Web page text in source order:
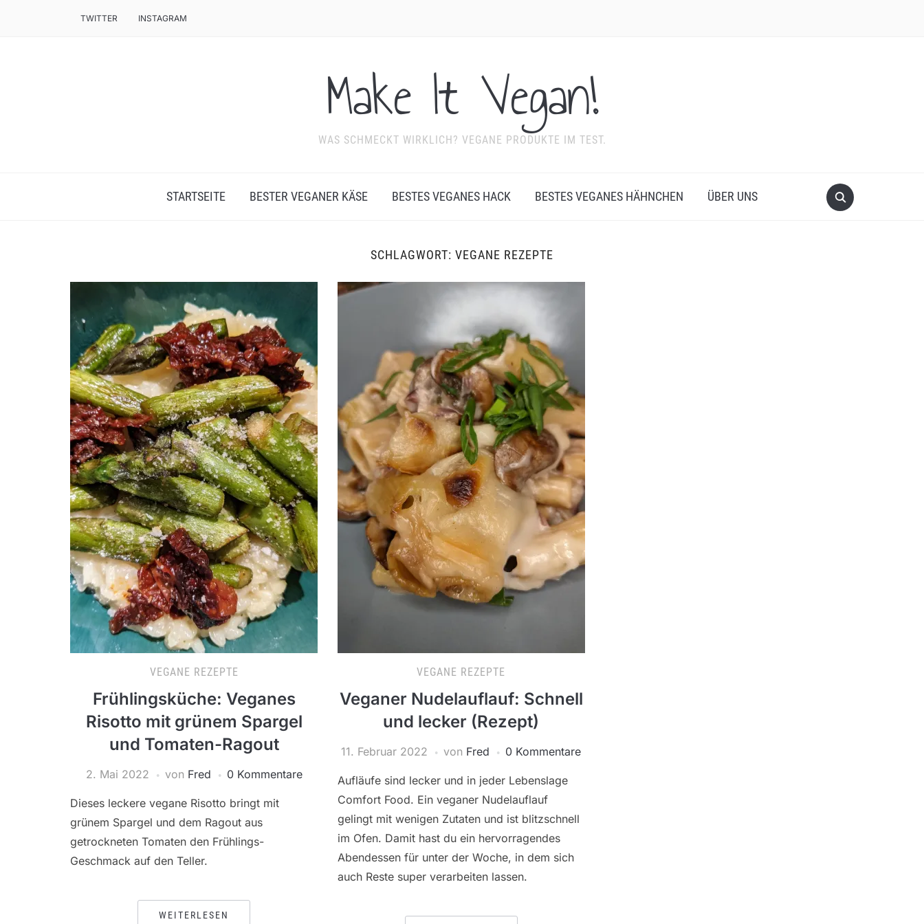
TWITTER INSTAGRAM
Make It Vegan!
WAS SCHMECKT WIRKLICH? VEGANE PRODUKTE IM TEST.
STARTSEITE BESTER VEGANER KÄSE BESTES VEGANES HACK BESTES VEGANES HÄHNCHEN ÜBER UNS
SCHLAGWORT: VEGANE REZEPTE
VEGANE REZEPTE
Frühlingsküche: Veganes
Risotto mit grünem Spargel
und Tomaten-Ragout
2. Mai 2022 von Fred 0 Kommentare
Dieses leckere vegane Risotto bringt mit
grünem Spargel und dem Ragout aus
getrockneten Tomaten den Frühlings-
Geschmack auf den Teller.
WEITERLESEN
VEGANE REZEPTE
Veganer Nudelauflauf: Schnell
und lecker (Rezept)
11. Februar 2022 von Fred 0 Kommentare
Aufläufe sind lecker und in jeder Lebenslage
Comfort Food. Ein veganer Nudelauflauf
gelingt mit wenigen Zutaten und ist blitzschnell
im Ofen. Damit hast du ein hervorragendes
Abendessen für unter der Woche, in dem sich
auch Reste super verarbeiten lassen.